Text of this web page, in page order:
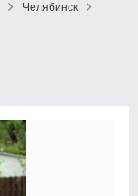
Челябинск